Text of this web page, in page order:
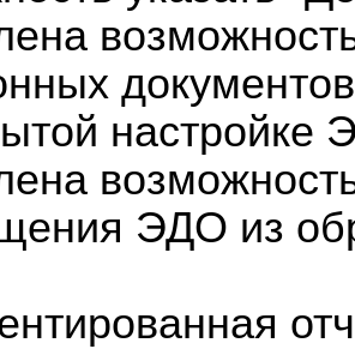
настройке
ЭДО из